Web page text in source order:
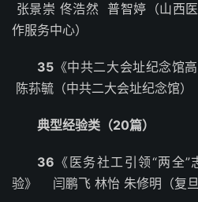
张景崇 佟浩然 普智婷（山西
作服务中心）
35 《中共二大会址纪念馆
陈荪毓（中共二大会址纪念馆）
典型经验类（20篇）
36 《医务社工引领“两全
验》 闫鹏飞 林怡 朱修明（复旦